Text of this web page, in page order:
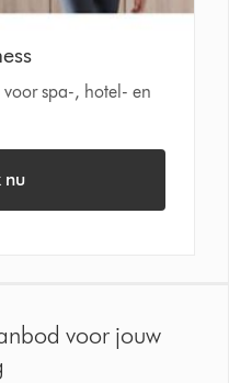
spa-, hotel- en
nu
voor jouw